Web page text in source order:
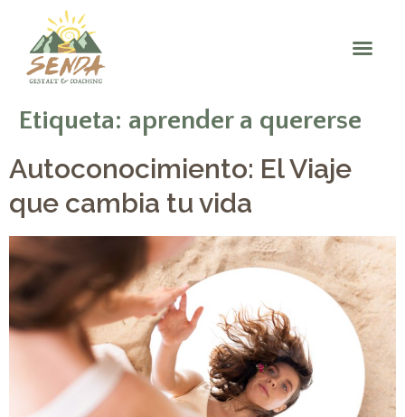
Etiqueta: aprender a quererse
Autoconocimiento: El Viaje
que cambia tu vida